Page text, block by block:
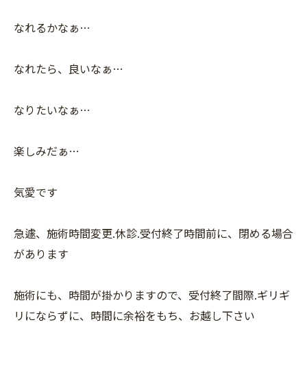
なれるかなぁ…
なれたら、良いなぁ…
なりたいなぁ…
楽しみだぁ…
気愛です
急遽、施術時間変更.休診.受付終了時間前に、閉める場合
があります
施術にも、時間が掛かりますので、受付終了間際.ギリギ
リにならずに、時間に余裕をもち、お越し下さい